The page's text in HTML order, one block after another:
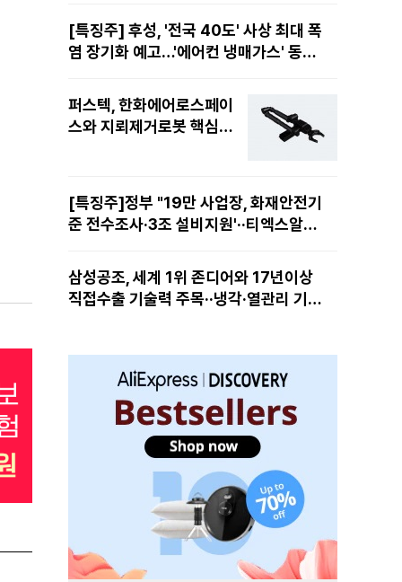
[특징주] 후성, '전국 40도' 사상 최대 폭
염 장기화 예고…'에어컨 냉매가스' 동난
퍼스텍, 한화에어로스페이
스와 지뢰제거로봇 핵심
[특징주]정부 "19만 사업장, 화재안전기
준 전수조사·3조 설비지원'··티엑스알로
삼성공조, 세계 1위 존디어와 17년이상
직접수출 기술력 주목··냉각·열관리 기술